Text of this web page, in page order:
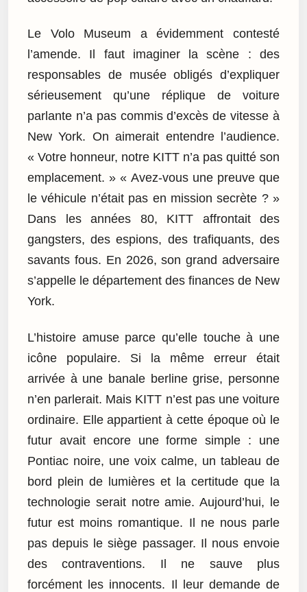
Le Volo Museum a évidemment contesté
l’amende. Il faut imaginer la scène : des
responsables de musée obligés d’expliquer
sérieusement qu’une réplique de voiture
parlante n’a pas commis d’excès de vitesse à
New York. On aimerait entendre l’audience.
« Votre honneur, notre KITT n’a pas quitté son
emplacement. » « Avez-vous une preuve que
le véhicule n’était pas en mission secrète ? »
Dans les années 80, KITT affrontait des
gangsters, des espions, des trafiquants, des
savants fous. En 2026, son grand adversaire
s’appelle le département des finances de New
York.
L’histoire amuse parce qu’elle touche à une
icône populaire. Si la même erreur était
arrivée à une banale berline grise, personne
n’en parlerait. Mais KITT n’est pas une voiture
ordinaire. Elle appartient à cette époque où le
futur avait encore une forme simple : une
Pontiac noire, une voix calme, un tableau de
bord plein de lumières et la certitude que la
technologie serait notre amie. Aujourd’hui, le
futur est moins romantique. Il ne nous parle
pas depuis le siège passager. Il nous envoie
des contraventions. Il ne sauve plus
forcément les innocents. Il leur demande de